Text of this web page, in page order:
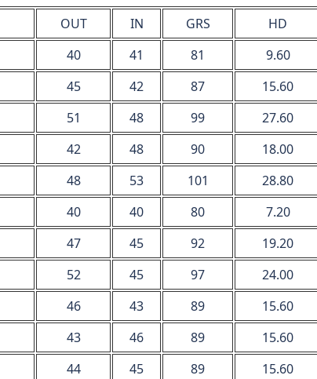
OUT IN GRS HD
40 41 81 9.60
45 42 87 15.60
51 48 99 27.60
42 48 90 18.00
48 53 101 28.80
40 40 80 7.20
47 45 92 19.20
52 45 97 24.00
46 43 89 15.60
43 46 89 15.60
44 45 89 15.60